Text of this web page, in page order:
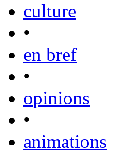
culture
•
en bref
•
opinions
•
animations